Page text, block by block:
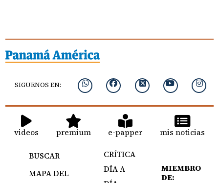
SIGUENOS EN:
videos premium e-papper mis noticias
BUSCAR
MAPA DEL
CRÍTICA
DÍA A
MIEMBRO
DE: